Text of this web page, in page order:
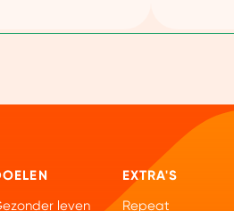
leven
EXTRA'S
Repeat